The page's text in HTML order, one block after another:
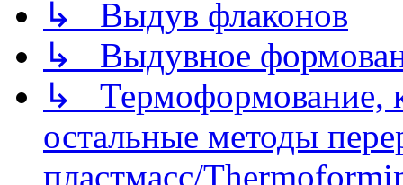
↳ Выдув флаконов
↳ Выдувное
↳ Термоформование,
остальные методы
пластмасс/